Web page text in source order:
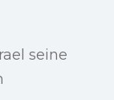
seine